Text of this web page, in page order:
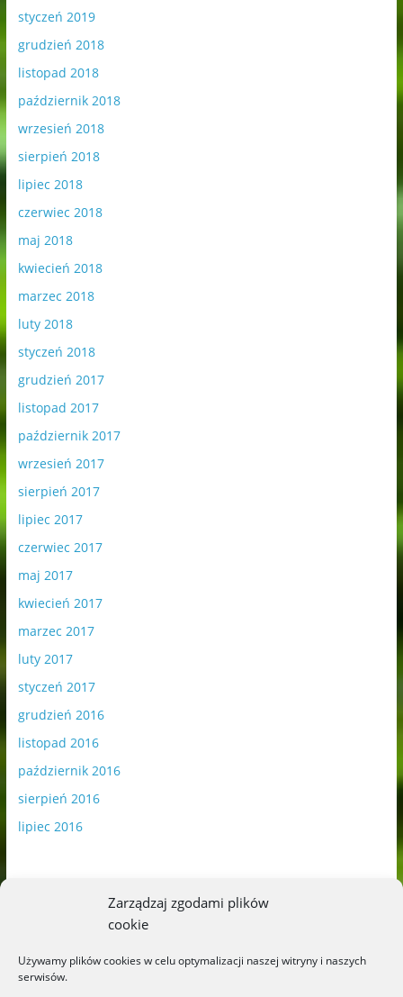
Zarządzaj zgodami plików
cookie
Używamy plików cookies w celu optymalizacji naszej witryny i naszych
serwisów.
styczeń 2019
grudzień 2018
listopad 2018
październik 2018
wrzesień 2018
sierpień 2018
lipiec 2018
czerwiec 2018
maj 2018
kwiecień 2018
marzec 2018
luty 2018
styczeń 2018
grudzień 2017
listopad 2017
październik 2017
wrzesień 2017
sierpień 2017
lipiec 2017
czerwiec 2017
maj 2017
kwiecień 2017
marzec 2017
luty 2017
styczeń 2017
grudzień 2016
listopad 2016
październik 2016
sierpień 2016
lipiec 2016